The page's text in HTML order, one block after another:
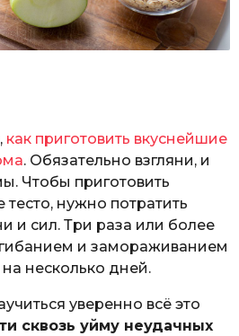
как приготовить вкуснейшие
. Обязательно взгляни, и
Чтобы приготовить
нужно потратить
и сил. Три раза или более
и замораживанием
на несколько дней.
уверенно всё это
сквозь уйму неудачных